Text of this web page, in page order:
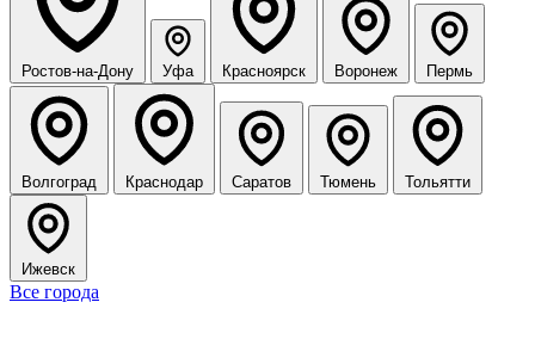
Ростов-на-Дону Уфа Красноярск Воронеж Пермь
Волгоград Краснодар Саратов Тюмень Тольятти
Ижевск
Все города